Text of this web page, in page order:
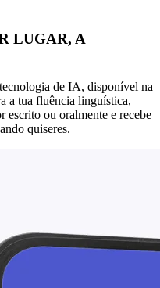
LUGAR, A
de IA, disponível na
a tua fluência linguística,
escrito ou oralmente e recebe
quiseres.